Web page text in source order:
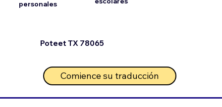
Poteet TX 78065
personales
Comience su traducción